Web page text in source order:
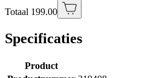
Totaal 199.00
Specificaties
Product